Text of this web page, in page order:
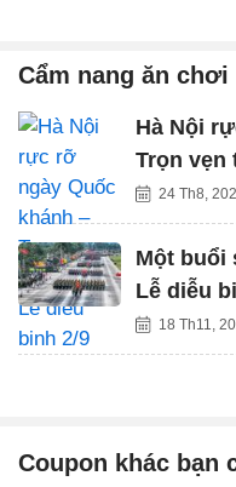
Cẩm nang ăn
Hà Nội
Trọn vẹn
24 Th8,
Một buổi
Lễ diễu
18 Th11,
Coupon khác bạn